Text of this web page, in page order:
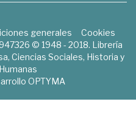
generales
Cookies
© 1948 - 2018. Librería
Ciencias Sociales, Historia y
OPTYMA